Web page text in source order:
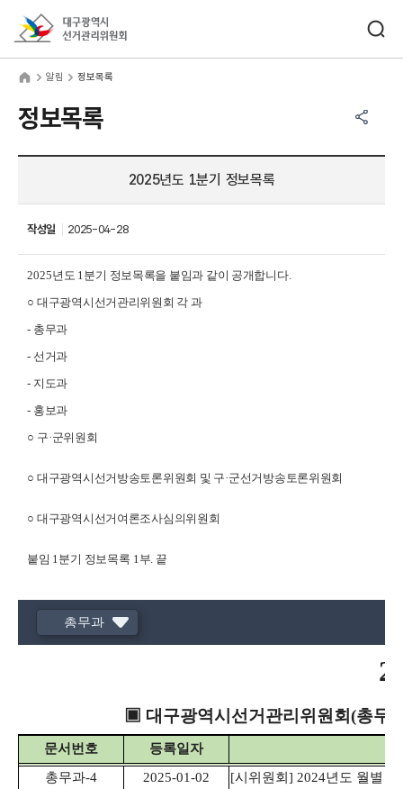
알림 정보목록
정보목록
2025년도 1분기 정보목록
작성일 2025-04-28
2025년도 1분기 정보목록을 붙임과 같이 공개합니다.
○ 대구광역시선거관리위원회 각 과
- 총무과
- 선거과
- 지도과
- 홍보과
○ 구·군위원회
○ 대구광역시선거방송토론위원회 및 구·군선거방송토론위원회
○ 대구광역시선거여론조사심의위원회
붙임 1분기 정보목록 1부. 끝